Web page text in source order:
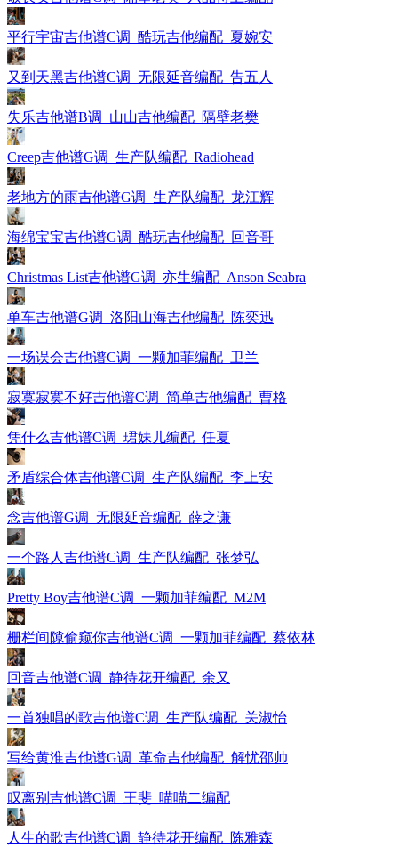
平行宇宙吉他谱C调_酷玩吉他编配_夏婉安
又到天黑吉他谱C调_无限延音编配_告五人
失乐吉他谱B调_山山吉他编配_隔壁老樊
Creep吉他谱G调_生产队编配_Radiohead
老地方的雨吉他谱G调_生产队编配_龙江辉
海绵宝宝吉他谱G调_酷玩吉他编配_回音哥
Christmas List吉他谱G调_亦生编配_Anson Seabra
单车吉他谱G调_洛阳山海吉他编配_陈奕迅
一场误会吉他谱C调_一颗加菲编配_卫兰
寂寞寂寞不好吉他谱C调_简单吉他编配_曹格
凭什么吉他谱C调_珺妹儿编配_任夏
矛盾综合体吉他谱C调_生产队编配_李上安
念吉他谱G调_无限延音编配_薛之谦
一个路人吉他谱C调_生产队编配_张梦弘
Pretty Boy吉他谱C调_一颗加菲编配_M2M
栅栏间隙偷窥你吉他谱C调_一颗加菲编配_蔡依林
回音吉他谱C调_静待花开编配_余又
一首独唱的歌吉他谱C调_生产队编配_关淑怡
写给黄淮吉他谱G调_革命吉他编配_解忧邵帅
叹离别吉他谱C调_王斐_喵喵二编配
人生的歌吉他谱C调_静待花开编配_陈雅森